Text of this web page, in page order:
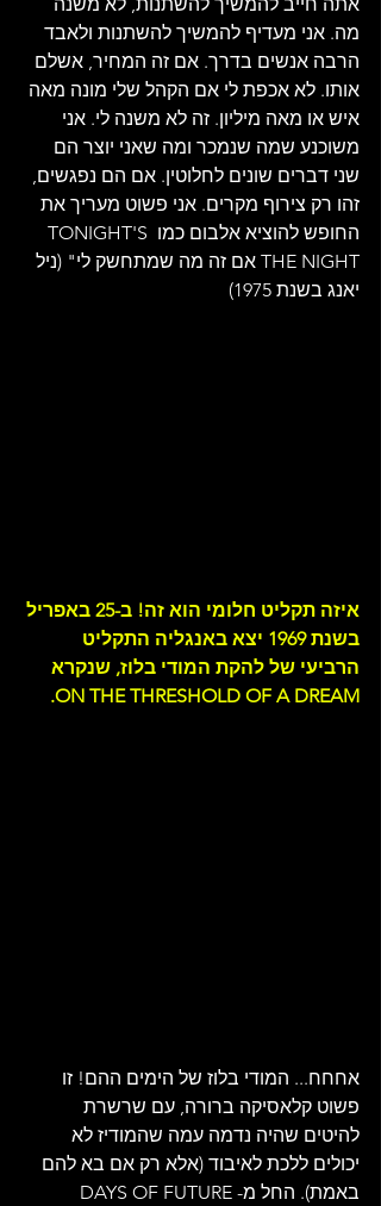
מה. אני מעדיף להמשיך להשתנות ולאבד
הרבה אנשים בדרך. אם זה המחיר, אשלם
אותו. לא אכפת לי אם הקהל שלי מונה מאה
איש או מאה מיליון. זה לא משנה לי. אני
משוכנע שמה שנמכר ומה שאני יוצר הם
שני דברים שונים לחלוטין. אם הם נפגשים,
זהו רק צירוף מקרים. אני פשוט מעריך את
החופש להוציא אלבום כמו TONIGHT'S
THE NIGHT אם זה מה שמתחשק לי" (ניל
יאנג בשנת 1975)
איזה תקליט חלומי הוא זה! ב-25 באפריל
בשנת 1969 יצא באנגליה התקליט
הרביעי של להקת המודי בלוז, שנקרא
ON THE THRESHOLD OF A DREAM.
אחחח... המודי בלוז של הימים ההם! זו
פשוט קלאסיקה ברורה, עם שרשרת
להיטים שהיה נדמה עמה שהמודיז לא
יכולים ללכת לאיבוד (אלא רק אם בא להם
באמת). החל מ-DAYS OF FUTURE